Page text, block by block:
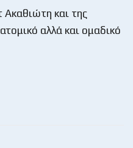
Ακαθιώτη και της
αλλά και ομαδικό